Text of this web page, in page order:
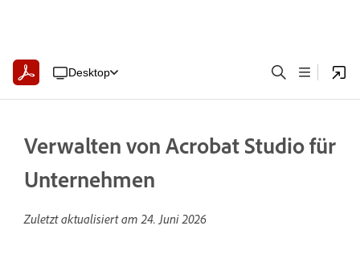
Desktop
Verwalten von Acrobat Studio für
Unternehmen
Zuletzt aktualisiert am24. Juni 2026